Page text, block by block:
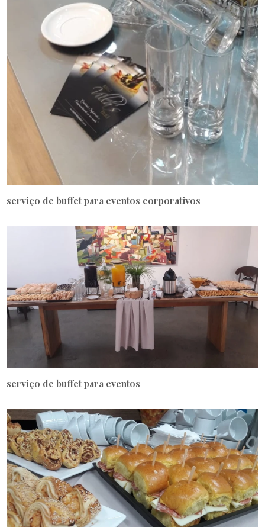
serviço de buffet para eventos corporativos
serviço de buffet para eventos